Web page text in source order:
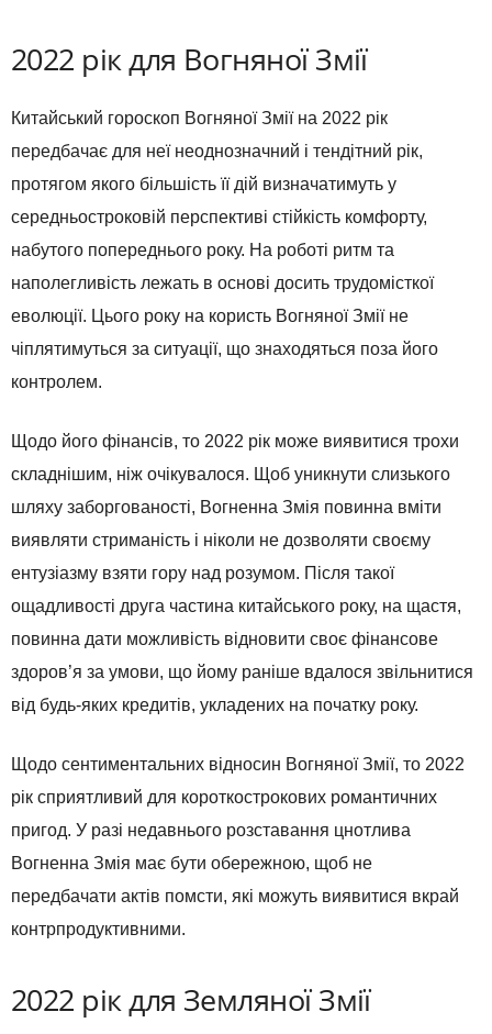
2022 рік для Вогняної Змії
Китайський гороскоп Вогняної Змії на 2022 рік
передбачає для неї неоднозначний і тендітний рік,
протягом якого більшість її дій визначатимуть у
середньостроковій перспективі стійкість комфорту,
набутого попереднього року. На роботі ритм та
наполегливість лежать в основі досить трудомісткої
еволюції. Цього року на користь Вогняної Змії не
чіплятимуться за ситуації, що знаходяться поза його
контролем.
Щодо його фінансів, то 2022 рік може виявитися трохи
складнішим, ніж очікувалося. Щоб уникнути слизького
шляху заборгованості, Вогненна Змія повинна вміти
виявляти стриманість і ніколи не дозволяти своєму
ентузіазму взяти гору над розумом. Після такої
ощадливості друга частина китайського року, на щастя,
повинна дати можливість відновити своє фінансове
здоров’я за умови, що йому раніше вдалося звільнитися
від будь-яких кредитів, укладених на початку року.
Щодо сентиментальних відносин Вогняної Змії, то 2022
рік сприятливий для короткострокових романтичних
пригод. У разі недавнього розставання цнотлива
Вогненна Змія має бути обережною, щоб не
передбачати актів помсти, які можуть виявитися вкрай
контрпродуктивними.
2022 рік для Земляної Змії